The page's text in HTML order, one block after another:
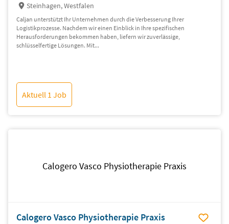
Steinhagen, Westfalen
Caljan unterstützt Ihr Unternehmen durch die Verbesserung Ihrer
Logistikprozesse. Nachdem wir einen Einblick in Ihre spezifischen
Herausforderungen bekommen haben, liefern wir zuverlässige,
schlüsselfertige Lösungen. Mit...
Aktuell 1 Job
Calogero Vasco Physiotherapie Praxis
Calogero Vasco Physiotherapie Praxis